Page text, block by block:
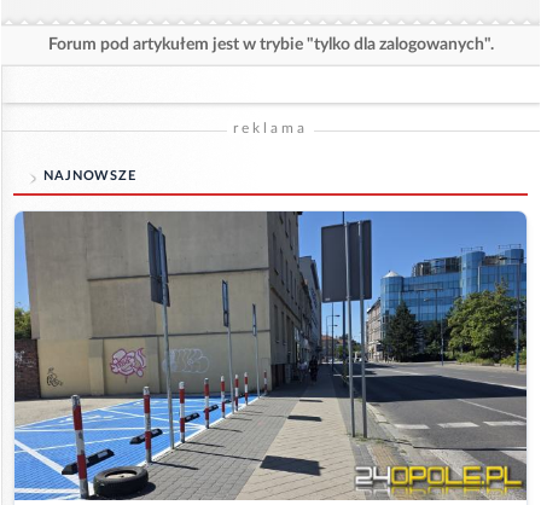
Forum pod artykułem jest w trybie "tylko dla zalogowanych".
reklama
NAJNOWSZE